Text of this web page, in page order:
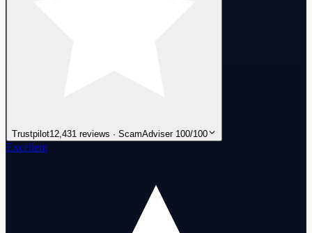
Trustpilot12,431 reviews · ScamAdviser 100/100
Excellent